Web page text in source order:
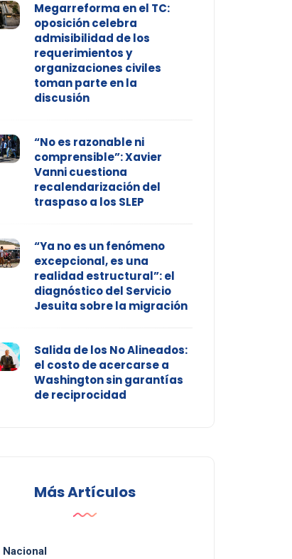
Megarreforma en el TC:
oposición celebra
admisibilidad de los
requerimientos y
organizaciones civiles
toman parte en la
discusión
“No es razonable ni
comprensible”: Xavier
Vanni cuestiona
recalendarización del
traspaso a los SLEP
“Ya no es un fenómeno
excepcional, es una
realidad estructural”: el
diagnóstico del Servicio
Jesuita sobre la migración
Salida de los No Alineados:
el costo de acercarse a
Washington sin garantías
de reciprocidad
Más Artículos
Nacional